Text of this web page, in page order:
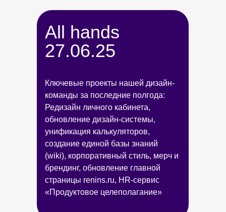
All hands
27.06.25
Ключевые проекты нашей дизайн-
команды за последние полгода:
Редизайн личного кабинета,
обновление дизайн-системы,
унификация калькуляторов,
создание единой базы знаний
(wiki), корпоративный стиль, мерч и
брендинг, обновление главной
страницы renins.ru, HR-сервис
«Продуктовое целеполагание»